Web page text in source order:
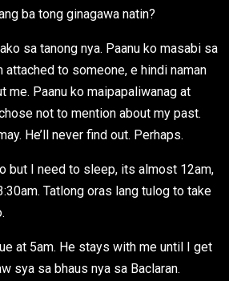
ba tong ginagawa natin?
sa tanong nya. Paanu ko masabi sa
attached to someone, e hindi naman
me. Paanu ko maipapaliwanag at
not to mention about my past.
He’ll never find out. Perhaps.
but I need to sleep, its almost 12am,
Tatlong oras lang tulog to take
at 5am. He stays with me until I get
sya sa bhaus nya sa Baclaran.